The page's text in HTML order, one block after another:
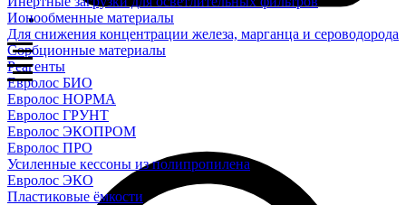
Ионообменные материалы
Для снижения концентрации железа, марганца и сероводорода
Сорбционные материалы
Реагенты
Евролос БИО
Евролос НОРМА
Евролос ГРУНТ
Евролос ЭКОПРОМ
Евролос ПРО
Усиленные кессоны из полипропилена
Евролос ЭКО
Пластиковые ёмкости